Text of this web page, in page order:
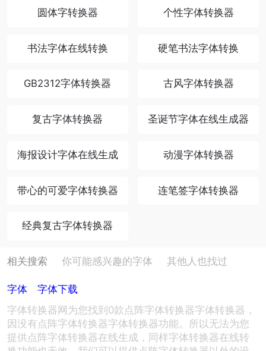
圆体字转换器 个性字体转换器
书法字体在线转换 硬笔书法字体转换
GB2312字体转换器 古风字体转换器
复古字体转换器 圣诞节字体在线生成器
海报设计字体在线生成 动漫字体转换器
带心的可爱字体转换器 连笔签字体转换器
经典复古字体转换器
相关搜索 你可能感兴趣的字体 其他人也找过
字体
字体下载
字体转换器网为您找到0款点阵字体转换器字体转换器，
因没有点阵字体转换器字体转换器功能。所以无法为您
提供点阵字体转换器在线生成，同样字体转换器在线转